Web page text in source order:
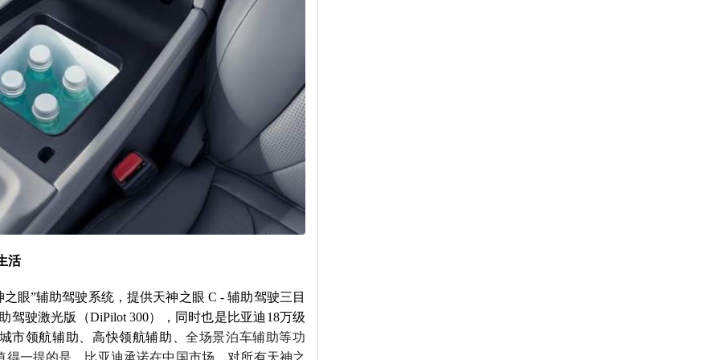
活
眼”辅助驾驶系统，提供天神之眼 C - 辅助驾驶三目
驾驶激光版（DiPilot 300），同时也是比亚迪18万级
市领航辅助、高快领航辅助、全场景泊车辅助等功